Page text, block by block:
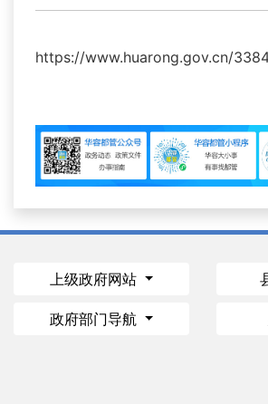
https://www.huarong.gov.cn/
上级政府网站
政府部门导航